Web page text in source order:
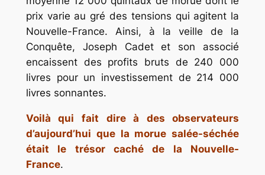
prix varie au gré des tensions qui agitent la
Nouvelle-France. Ainsi, à la veille de la
Conquête, Joseph Cadet et son associé
encaissent des profits bruts de 240 000
livres pour un investissement de 214 000
livres sonnantes.
Voilà qui fait dire à des observateurs
d’aujourd’hui que la morue salée-séchée
était le trésor caché de la Nouvelle-
France.